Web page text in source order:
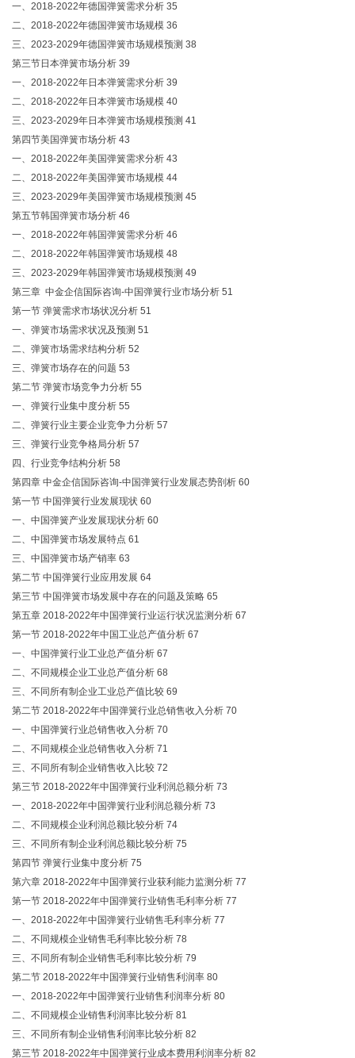
一、2018-2022年德国弹簧需求分析 35
二、2018-2022年德国弹簧市场规模 36
三、2023-2029年德国弹簧市场规模预测 38
第三节日本弹簧市场分析 39
一、2018-2022年日本弹簧需求分析 39
二、2018-2022年日本弹簧市场规模 40
三、2023-2029年日本弹簧市场规模预测 41
第四节美国弹簧市场分析 43
一、2018-2022年美国弹簧需求分析 43
二、2018-2022年美国弹簧市场规模 44
三、2023-2029年美国弹簧市场规模预测 45
第五节韩国弹簧市场分析 46
一、2018-2022年韩国弹簧需求分析 46
二、2018-2022年韩国弹簧市场规模 48
三、2023-2029年韩国弹簧市场规模预测 49
第三章 中金企信国际咨询-中国弹簧行业市场分析 51
第一节 弹簧需求市场状况分析 51
一、弹簧市场需求状况及预测 51
二、弹簧市场需求结构分析 52
三、弹簧市场存在的问题 53
第二节 弹簧市场竞争力分析 55
一、弹簧行业集中度分析 55
二、弹簧行业主要企业竞争力分析 57
三、弹簧行业竞争格局分析 57
四、行业竞争结构分析 58
第四章 中金企信国际咨询-中国弹簧行业发展态势剖析 60
第一节 中国弹簧行业发展现状 60
一、中国弹簧产业发展现状分析 60
二、中国弹簧市场发展特点 61
三、中国弹簧市场产销率 63
第二节 中国弹簧行业应用发展 64
第三节 中国弹簧市场发展中存在的问题及策略 65
第五章 2018-2022年中国弹簧行业运行状况监测分析 67
第一节 2018-2022年中国工业总产值分析 67
一、中国弹簧行业工业总产值分析 67
二、不同规模企业工业总产值分析 68
三、不同所有制企业工业总产值比较 69
第二节 2018-2022年中国弹簧行业总销售收入分析 70
一、中国弹簧行业总销售收入分析 70
二、不同规模企业总销售收入分析 71
三、不同所有制企业销售收入比较 72
第三节 2018-2022年中国弹簧行业利润总额分析 73
一、2018-2022年中国弹簧行业利润总额分析 73
二、不同规模企业利润总额比较分析 74
三、不同所有制企业利润总额比较分析 75
第四节 弹簧行业集中度分析 75
第六章 2018-2022年中国弹簧行业获利能力监测分析 77
第一节 2018-2022年中国弹簧行业销售毛利率分析 77
一、2018-2022年中国弹簧行业销售毛利率分析 77
二、不同规模企业销售毛利率比较分析 78
三、不同所有制企业销售毛利率比较分析 79
第二节 2018-2022年中国弹簧行业销售利润率 80
一、2018-2022年中国弹簧行业销售利润率分析 80
二、不同规模企业销售利润率比较分析 81
三、不同所有制企业销售利润率比较分析 82
第三节 2018-2022年中国弹簧行业成本费用利润率分析 82